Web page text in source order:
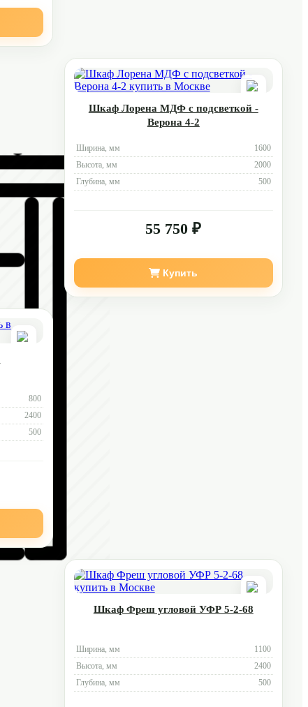
Шкаф Лорена МДФ с подсветкой -
Верона 4-2
Ширина, мм
1600
Высота, мм
2000
Глубина, мм
500
55 750 ₽
Купить
800
2400
500
Шкаф Фреш угловой УФР 5-2-68
Ширина, мм
1100
Высота, мм
2400
Глубина, мм
500